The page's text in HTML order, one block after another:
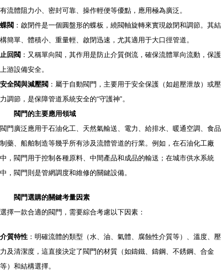
有流體阻力小、密封可靠、操作輕便等優點，應用極為廣泛。
蝶閥 ：啟閉件是一個圓盤形的蝶板，繞閥軸旋轉來實現啟閉和調節。其結
構簡單、體積小、重量輕、啟閉迅速，尤其適用于大口徑管道。
止回閥 ：又稱單向閥，其作用是防止介質倒流，確保流體單向流動，保護
上游設備安全。
安全閥與減壓閥 ：屬于自動閥門，主要用于安全保護（如超壓泄放）或壓
力調節，是保障管道系統安全的“守護神”。
閥門的主要應用領域
閥門廣泛應用于石油化工、天然氣輸送、電力、給排水、暖通空調、食品
制藥、船舶制造等幾乎所有涉及流體管道的行業。例如，在石油化工廠
中，閥門用于控制各種原料、中間產品和成品的輸送；在城市供水系統
中，閥門則是管網調度和維修的關鍵設備。
閥門選購的關鍵考量因素
選擇一款合適的閥門，需要綜合考慮以下因素：
介質特性 ：明確流體的類型（水、油、氣體、腐蝕性介質等）、溫度、壓
力及清潔度，這直接決定了閥門的材質（如鑄鐵、鑄鋼、不銹鋼、合金
等）和結構選擇。